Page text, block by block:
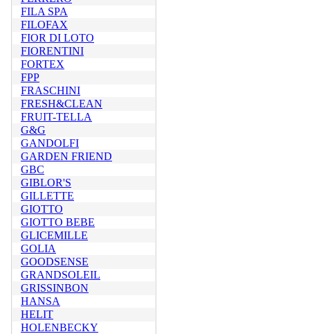
FILA SPA
FILOFAX
FIOR DI LOTO
FIORENTINI
FORTEX
FPP
FRASCHINI
FRESH&CLEAN
FRUIT-TELLA
G&G
GANDOLFI
GARDEN FRIEND
GBC
GIBLOR'S
GILLETTE
GIOTTO
GIOTTO BEBE
GLICEMILLE
GOLIA
GOODSENSE
GRANDSOLEIL
GRISSINBON
HANSA
HELIT
HOLENBECKY